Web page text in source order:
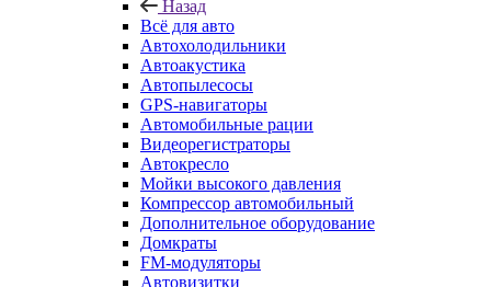
Назад
Всё для авто
Автохолодильники
Автоакустика
Автопылесосы
GPS-навигаторы
Автомобильные рации
Видеорегистраторы
Автокресло
Мойки высокого давления
Компрессор автомобильный
Дополнительное оборудование
Домкраты
FM-модуляторы
Автовизитки